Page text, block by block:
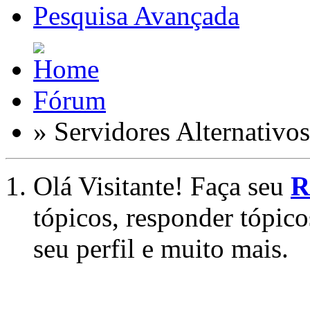
Pesquisa Avançada
Fórum
» Servidores
Olá Visitante! Faça seu
tópicos, responder
seu perfil e muito mais.